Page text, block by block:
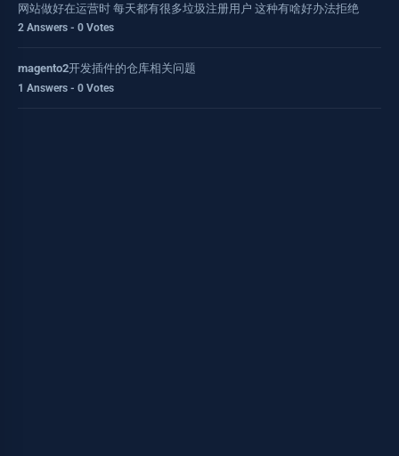
网站做好在运营时 每天都有很多垃圾注册用户 这种有啥好办法拒绝
2 Answers - 0 Votes
magento2开发插件的仓库相关问题
1 Answers - 0 Votes